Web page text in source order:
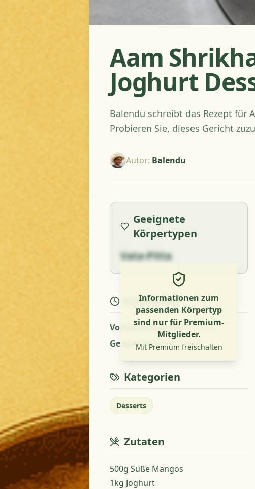
Aam
Joghurt
Balendu schreibt das Rezept für
Probieren Sie, dieses Gericht
Autor: Balendu
Geeignete
Körpertypen
Vata-Pitta
Informationen zum
passenden Körpertyp
sind nur für Premium-
Mitglieder.
Mit Premium freischalten
Kochzeiten
Vorbereitungszeit : 5 hours
Gesamtzeit:5.10 hours
Kategorien
Desserts
Zutaten
500g Süße Mangos
1kg Joghurt